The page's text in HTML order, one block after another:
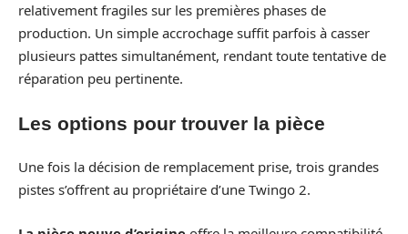
relativement fragiles sur les premières phases de
production. Un simple accrochage suffit parfois à casser
plusieurs pattes simultanément, rendant toute tentative de
réparation peu pertinente.
Les options pour trouver la pièce
Une fois la décision de remplacement prise, trois grandes
pistes s’offrent au propriétaire d’une Twingo 2.